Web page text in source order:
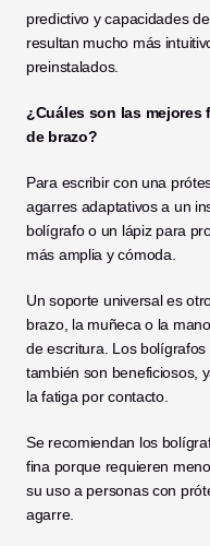
predictivo y capacidades
resultan mucho más
preinstalados.
¿Cuáles son las
de brazo?
Para escribir con una
agarres adaptativos a un
bolígrafo o un lápiz para
más amplia y cómoda.
Un soporte universal es
brazo, la muñeca o la
de escritura. Los
también son beneficiosos,
la fatiga por contacto.
Se recomiendan los
fina porque requieren
su uso a personas con
agarre.